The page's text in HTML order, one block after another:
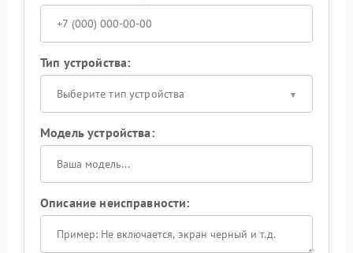
Тип устройства:
Выберите тип устройства
Модель устройства:
Описание неисправности: